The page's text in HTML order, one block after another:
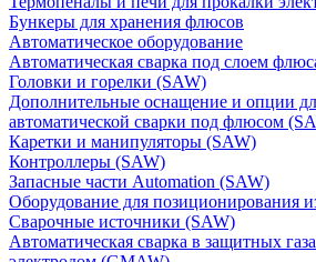
Бункеры для хранения флюсов
Автоматическое оборудование
Автоматическая сварка под слоем
Головки и горелки (SAW)
Дополнительные оснащение и опции
автоматической сварки под флюсом
Каретки и манипуляторы (SAW)
Контроллеры (SAW)
Запасные части Automation (SAW)
Оборудование для позиционирования
Сварочные источники (SAW)
Автоматическая сварка в защитных